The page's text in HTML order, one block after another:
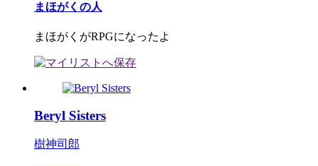
まほがくの人
まほがくがRPGになったよ
Beryl Sisters
樹神司郎